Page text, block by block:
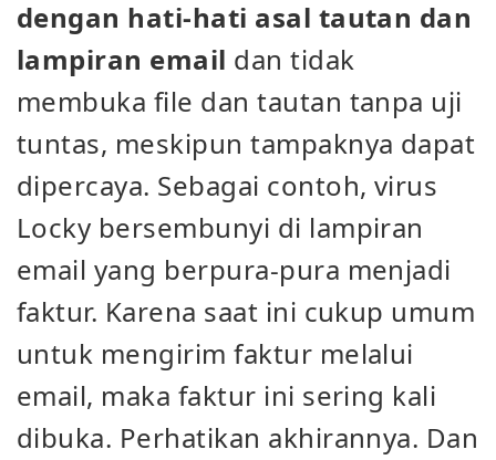
dengan hati-hati asal tautan dan
lampiran email dan tidak
membuka file dan tautan tanpa uji
tuntas, meskipun tampaknya dapat
dipercaya. Sebagai contoh, virus
Locky bersembunyi di lampiran
email yang berpura-pura menjadi
faktur. Karena saat ini cukup umum
untuk mengirim faktur melalui
email, maka faktur ini sering kali
dibuka. Perhatikan akhirannya. Dan